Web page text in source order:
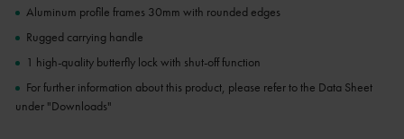
Aluminum profile frames 30mm with rounded edges
Rugged carrying handle
1 high-quality butterfly lock with shut-off function
For further information about this product, please refer to the Data Sheet
under "Downloads"